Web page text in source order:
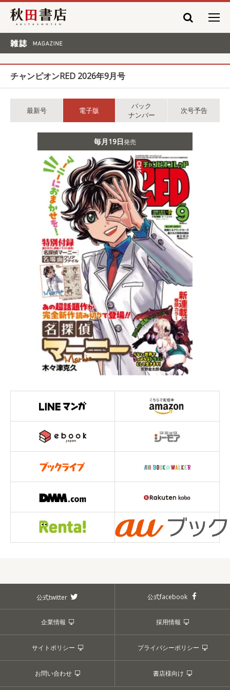
秋田書店
チャンピオンRED 2026年9月号
最新号 電子版
バック
ナンバー
次号予告
毎月19日発売
公式twitter 公式facebook
企業情報 採用情報
サイトポリシー プライバシーポリシー
お問い合わせ 書店様向け